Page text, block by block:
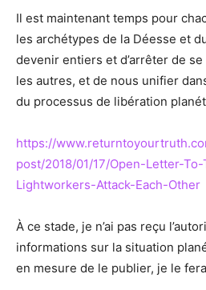
Il est maintenant temps pour
les archétypes de la Déesse et
devenir entiers et d’arrêter de
les autres, et de nous unifier
du processus de libération
https://
post/2018/01/17/Open-Letter-
Lightworkers-Attack-Each-Other
À ce stade, je n’ai pas reçu
informations sur la situation
en mesure de le publier, je le